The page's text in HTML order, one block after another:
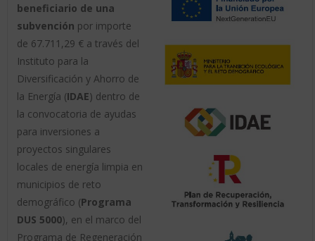
beneficiario de una
subvención por importe
de 67.711,29 € a través del
Instituto para la
Diversificación y Ahorro de
la Energía (IDAE) dentro de
la convocatoria de ayudas
para inversiones a
proyectos singulares
locales de energía limpia en
municipios de reto
demográfico (Programa
DUS 5000), en el marco del
Programa de Regeneración